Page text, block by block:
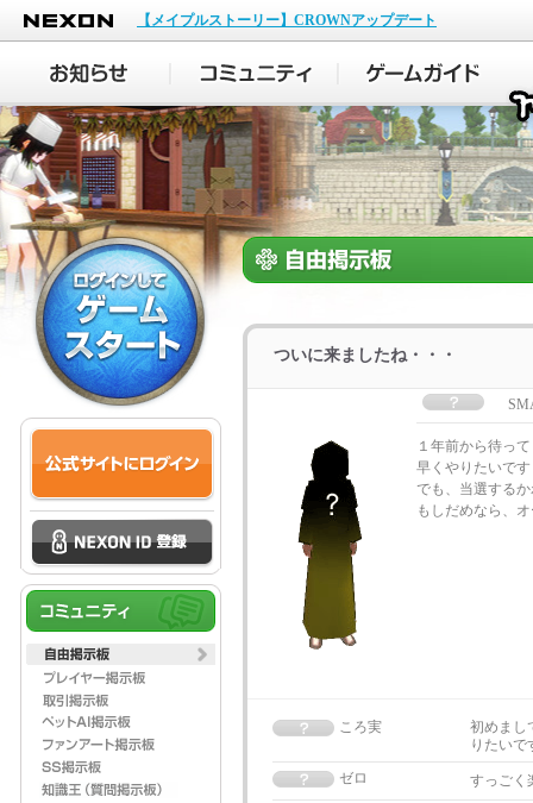
NEXON
【メイプルストーリー】CROWNアップデート
ついに来ましたね・・・
１年前から待っ
早くやりたいです
でも、当選する
もしだめなら、
ころ実
初めまし
りたい
ゼロ
すっご